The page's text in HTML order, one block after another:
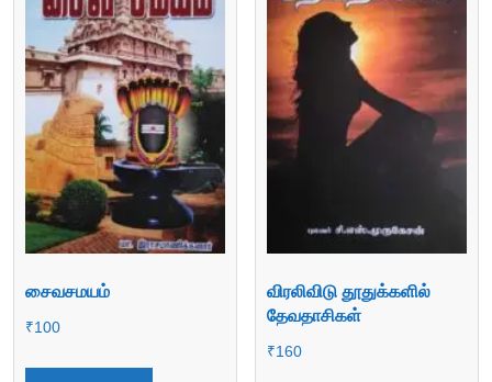
சைவசமயம்
₹100
விரலிவிடு தூதுக்களில்
தேவதாசிகள்
₹160